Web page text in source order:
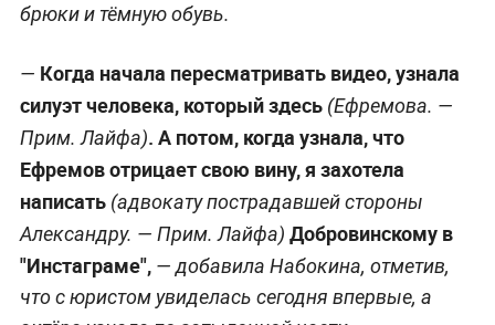
брюки и тёмную обувь.
— Когда начала пересматривать видео, узнала
силуэт человека, который здесь (Ефремова. —
Прим. Лайфа). А потом, когда узнала, что
Ефремов отрицает свою вину, я захотела
написать (адвокату пострадавшей стороны
Александру. — Прим. Лайфа) Добровинскому в
"Инстаграме", — добавила Набокина, отметив,
что с юристом увиделась сегодня впервые, а